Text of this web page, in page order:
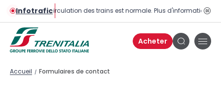
InfotraficLa circulation des trains est normale. Plus d'informations
Acheter
Bouton
Accueil / Formulaires de contact